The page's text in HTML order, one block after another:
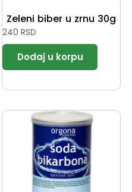
Zeleni biber u zrnu 30g
240 RSD